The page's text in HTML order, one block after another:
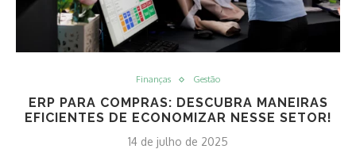
Finanças Gestão
ERP PARA COMPRAS: DESCUBRA MANEIRAS
EFICIENTES DE ECONOMIZAR NESSE SETOR!
14 de julho de 2025